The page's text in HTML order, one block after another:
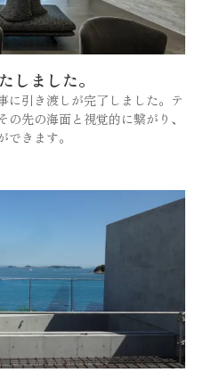
しました。
に引き渡しが完了しました。テ
先の海面と視覚的に繋がり、
きます。